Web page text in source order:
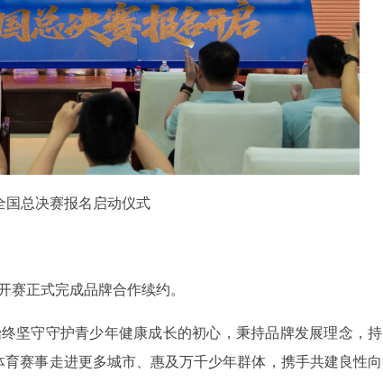
国总决赛报名启动仪式
赛正式完成品牌合作续约。
坚守守护青少年健康成长的初心，秉持品牌发展理念，持
赛事走进更多城市、惠及万千少年群体，携手共建良性向